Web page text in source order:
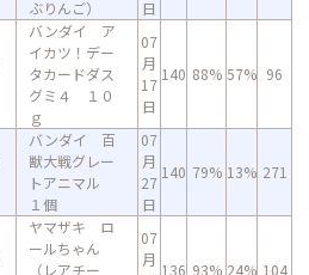
ぶりんご） 日
バンダイ ア
イカツ！デー
タカードダス
グミ４ １０
ｇ
07
月
17
日
140 88% 57% 96
バンダイ 百
獣大戦グレー
トアニマル
１個
07
月
27
日
140 79% 13% 271
ヤマザキ ロ
ールちゃん
（レアチー
07
月
136 93% 24% 104